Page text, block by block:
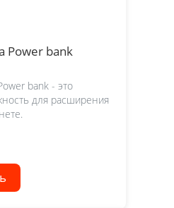
Power bank
bank - это
для расширения